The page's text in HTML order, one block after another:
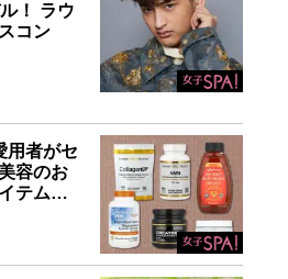
！ ラウ
コン
用者がセ
容のお
テム…